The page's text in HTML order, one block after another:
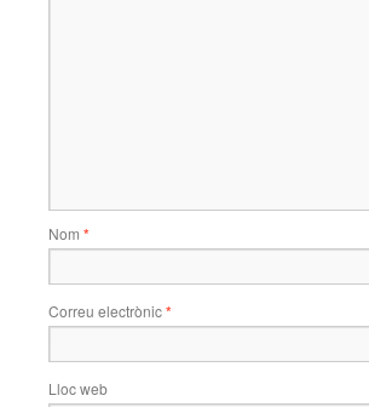
Nom *
Correu electrònic*
Lloc web